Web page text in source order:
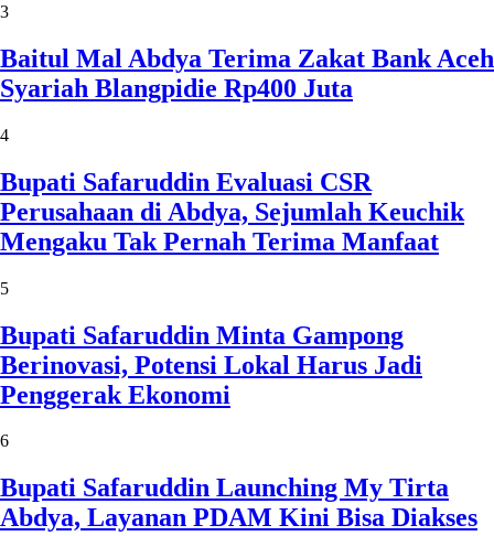
3
Baitul Mal Abdya Terima Zakat Bank Aceh
Syariah Blangpidie Rp400 Juta
4
Bupati Safaruddin Evaluasi CSR
Perusahaan di Abdya, Sejumlah Keuchik
Mengaku Tak Pernah Terima Manfaat
5
Bupati Safaruddin Minta Gampong
Berinovasi, Potensi Lokal Harus Jadi
Penggerak Ekonomi
6
Bupati Safaruddin Launching My Tirta
Abdya, Layanan PDAM Kini Bisa Diakses